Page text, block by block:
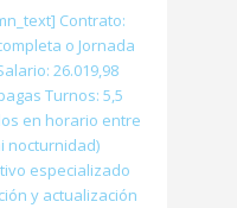
Contrato:
o Jornada
26.019,98
Turnos: 5,5
en horario entre
nocturnidad)
especializado
y actualización